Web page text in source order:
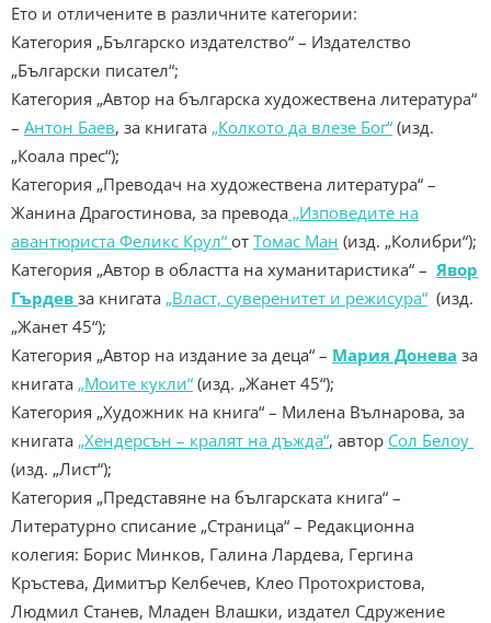
Ето и отличените в различните категории:
Категория „Българско издателство“ – Издателство
„Български писател“;
Категория „Автор на българска художествена литература“
– Антон Баев, за книгата „Колкото да влезе Бог“ (изд.
„Коала прес“);
Категория „Преводач на художествена литература“ –
Жанина Драгостинова, за превода „Изповедите на
авантюриста Феликс Крул“ от Томас Ман (изд. „Колибри“);
Категория „Автор в областта на хуманитаристика“ – Явор
Гърдев за книгата „Власт, суверенитет и режисура“ (изд.
„Жанет 45“);
Категория „Автор на издание за деца“ – Мария Донева за
книгата „Моите кукли“ (изд. „Жанет 45“);
Категория „Художник на книга“ – Милена Вълнарова, за
книгата „Хендерсън – кралят на дъжда“, автор Сол Белоу
(изд. „Лист“);
Категория „Представяне на българската книга“ –
Литературно списание „Страница“ – Редакционна
колегия: Борис Минков, Галина Лардева, Гергина
Кръстева, Димитър Келбечев, Клео Протохристова,
Людмил Станев, Младен Влашки, издател Сдружение